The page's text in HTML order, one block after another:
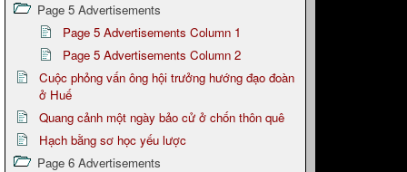
Page 5 Advertisements
Page 5 Advertisements Column 1
Page 5 Advertisements Column 2
Cuộc phỏng vấn ông hội trưởng hướng đạo đoàn
ở Huế
Quang cảnh một ngày bảo cử ở chốn thôn quê
Hạch bằng sơ học yếu lược
Page 6 Advertisements